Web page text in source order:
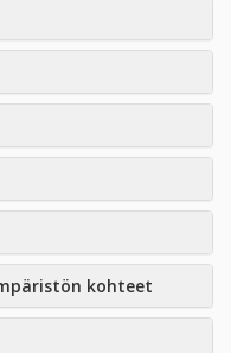
kohteet